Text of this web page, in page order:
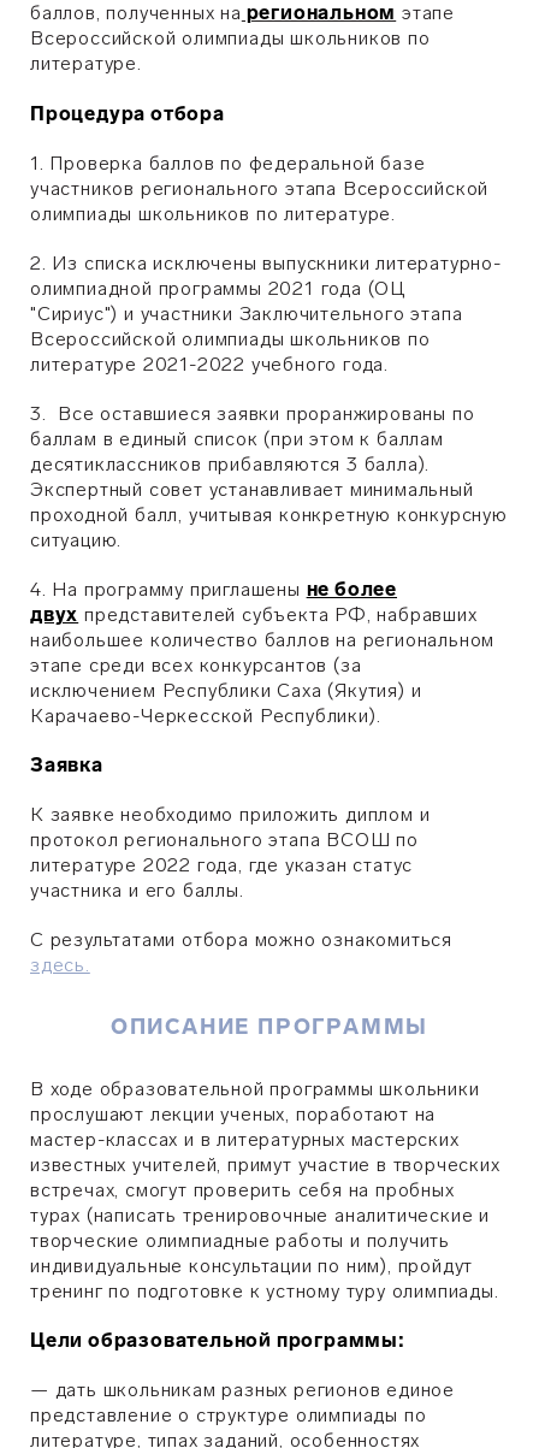
баллов, полученных на региональном этапе
Всероссийской олимпиады школьников по
литературе.
Процедура отбора
1. Проверка баллов по федеральной базе
участников регионального этапа Всероссийской
олимпиады школьников по литературе.
2. Из списка исключены выпускники литературно-
олимпиадной программы 2021 года (ОЦ
"Сириус") и участники Заключительного этапа
Всероссийской олимпиады школьников по
литературе 2021-2022 учебного года.
3. Все оставшиеся заявки проранжированы по
баллам в единый список (при этом к баллам
десятиклассников прибавляются 3 балла).
Экспертный совет устанавливает минимальный
проходной балл, учитывая конкретную конкурсную
ситуацию.
4. На программу приглашены не более
двух представителей субъекта РФ, набравших
наибольшее количество баллов на региональном
этапе среди всех конкурсантов (за
исключением Республики Саха (Якутия) и
Карачаево-Черкесской Республики).
Заявка
К заявке необходимо приложить диплом и
протокол регионального этапа ВСОШ по
литературе 2022 года, где указан статус
участника и его баллы.
С результатами отбора можно ознакомиться
здесь.
ОПИСАНИЕ ПРОГРАММЫ
В ходе образовательной программы школьники
прослушают лекции ученых, поработают на
мастер-классах и в литературных мастерских
известных учителей, примут участие в творческих
встречах, смогут проверить себя на пробных
турах (написать тренировочные аналитические и
творческие олимпиадные работы и получить
индивидуальные консультации по ним), пройдут
тренинг по подготовке к устному туру олимпиады.
Цели образовательной программы:
— дать школьникам разных регионов единое
представление о структуре олимпиады по
литературе, типах заданий, особенностях